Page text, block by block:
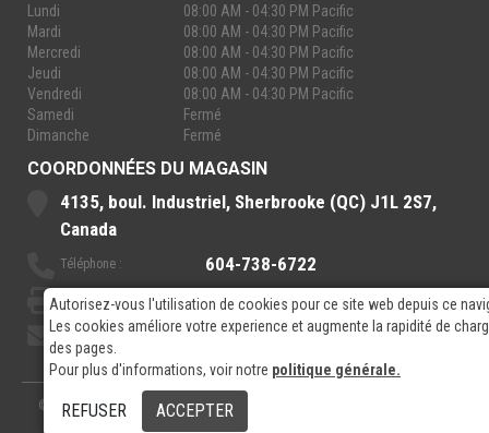
Autorisez-vous l'utilisation de cookies pour ce site web depuis ce
Les cookies améliore votre experience et augmente la rapidité de
des pages.
Pour plus d'informations, voir notre politique générale.
REFUSER ACCEPTER
© 2026- RP Electronics
Lundi
08:00 AM - 04:30 PM Pacific
Mardi
08:00 AM - 04:30 PM Pacific
Mercredi
08:00 AM - 04:30 PM Pacific
Jeudi
08:00 AM - 04:30 PM Pacific
Vendredi
08:00 AM - 04:30 PM Pacific
Samedi
Fermé
Dimanche
Fermé
COORDONNÉES DU MAGASIN
4135, boul. Industriel, Sherbrooke (QC) J1L 2S7,
Canada
Téléphone : 604-738-6722
Sans-Frais : 888-921-7770
Courriel: sales@rpelectronics.com